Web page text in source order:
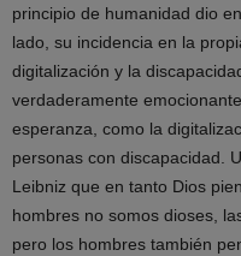
principio de humanidad dio
lado, su incidencia en la
digitalización y la
verdaderamente
esperanza, como la
personas con discapacidad.
Leibniz que en tanto Dios
hombres no somos dioses,
pero los hombres también